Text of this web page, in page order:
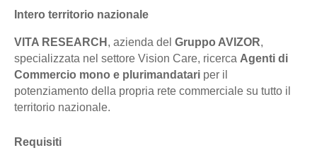
Intero territorio nazionale
VITA RESEARCH , azienda del Gruppo AVIZOR,
specializzata nel settore Vision Care, ricerca Agenti di
Commercio mono e plurimandatari per il
potenziamento della propria rete commerciale su tutto il
territorio nazionale.
Requisiti